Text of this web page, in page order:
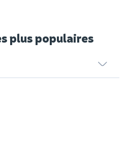
plus populaires